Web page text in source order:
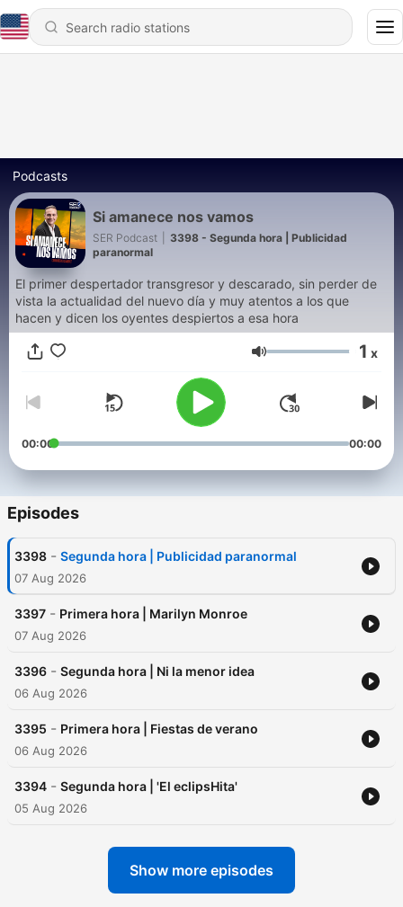
Podcasts
Si amanece nos vamos
SER Podcast
3398 - Segunda hora | Publicidad
paranormal
El primer despertador transgresor y descarado, sin perder de
vista la actualidad del nuevo día y muy atentos a los que
hacen y dicen los oyentes despiertos a esa hora
Volume 1 x
00:00 00:00
Episodes
3398 - Segunda hora | Publicidad paranormal
07 Aug 2026
3397 - Primera hora | Marilyn Monroe
07 Aug 2026
3396 - Segunda hora | Ni la menor idea
06 Aug 2026
3395 - Primera hora | Fiestas de verano
06 Aug 2026
3394 - Segunda hora | 'El eclipsHita'
05 Aug 2026
Show more episodes